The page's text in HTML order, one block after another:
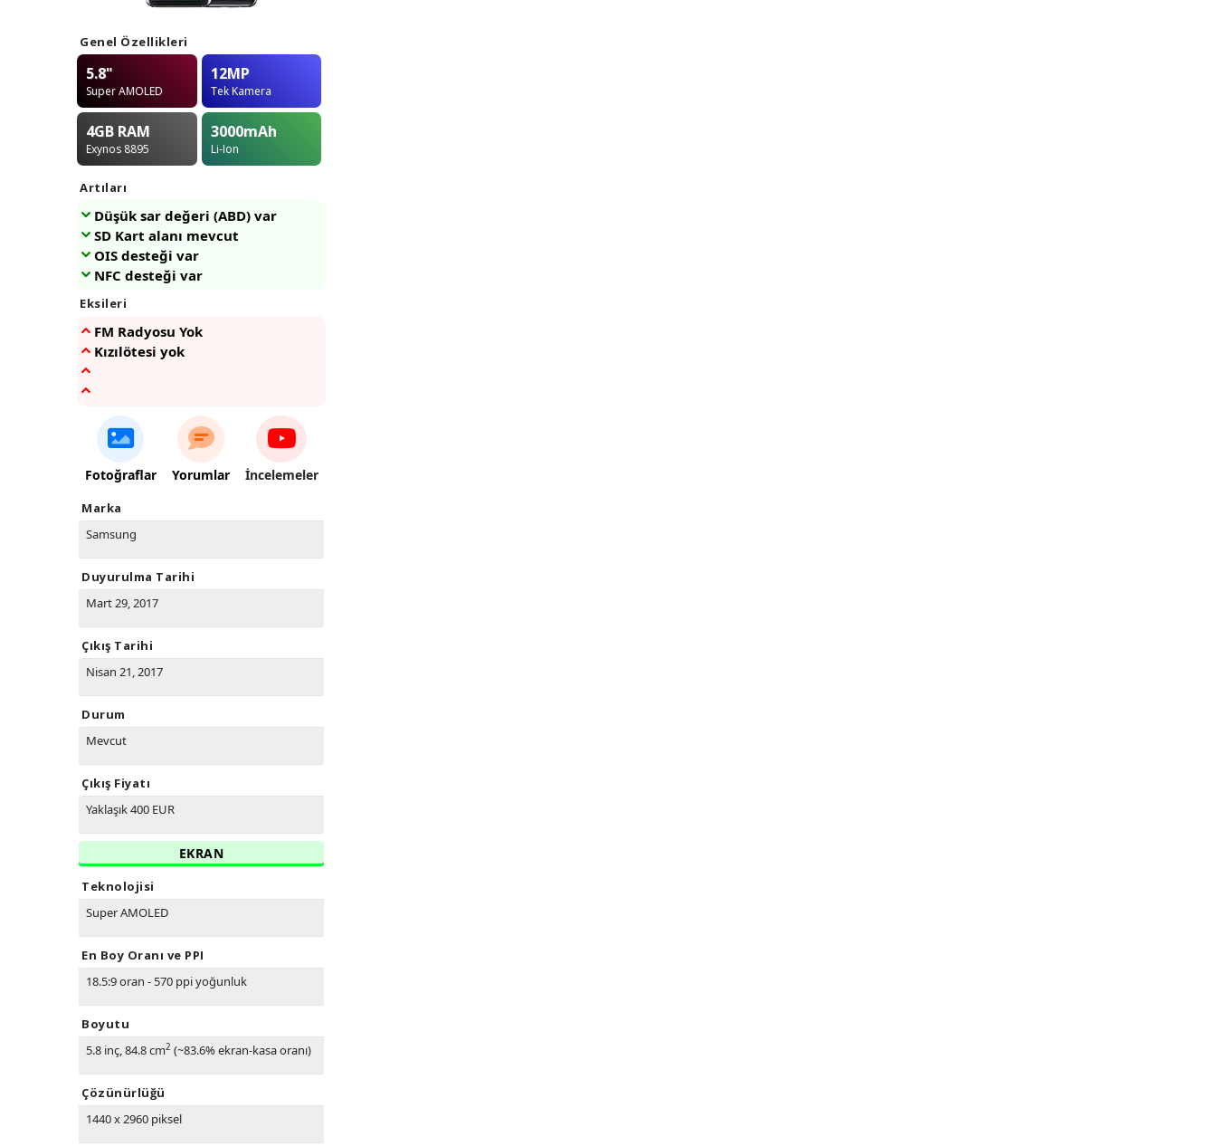
Genel Özellikleri
5.8"
Super AMOLED
12MP
Tek Kamera
4GB RAM
Exynos 8895
3000mAh
Li-Ion
Artıları
Düşük sar değeri (ABD) var
SD Kart alanı mevcut
OIS desteği var
NFC desteği var
Eksileri
FM Radyosu Yok
Kızılötesi yok
Fotoğraflar Yorumlar İncelemeler
Marka
Samsung
Duyurulma Tarihi
Mart 29, 2017
Çıkış Tarihi
Nisan 21, 2017
Durum
Mevcut
Çıkış Fiyatı
Yaklaşık 400 EUR
EKRAN
Teknolojisi
Super AMOLED
En Boy Oranı ve PPI
18.5:9 oran - 570 ppi yoğunluk
Boyutu
5.8 inç, 84.8 cm2 (~83.6% ekran-kasa oranı)
Çözünürlüğü
1440 x 2960 piksel